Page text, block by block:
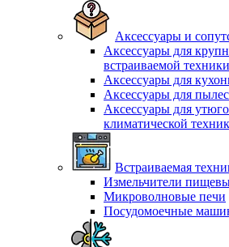
Аксессуары и
Аксессуары для
встраиваемой техники
Аксессуары для
Аксессуары для
Аксессуары для
климатической
Встраиваемая
Измельчители
Микроволновые печи
Посудомоечные